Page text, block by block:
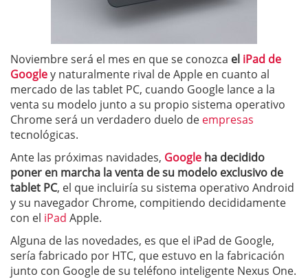
Noviembre será el mes en que se conozca el iPad de
Googley naturalmente rival de Apple en cuanto al
mercado de las tablet PC, cuando Google lance a la
venta su modelo junto a su propio sistema operativo
Chrome será un verdadero duelo de empresas
tecnológicas.
Ante las próximas navidades, Google ha decidido
poner en marcha la venta de su modelo exclusivo de
tablet PC, el que incluiría su sistema operativo Android
y su navegador Chrome, compitiendo decididamente
con el iPad Apple.
Alguna de las novedades, es que el iPad de Google,
sería fabricado por HTC, que estuvo en la fabricación
junto con Google de su teléfono inteligente Nexus One.